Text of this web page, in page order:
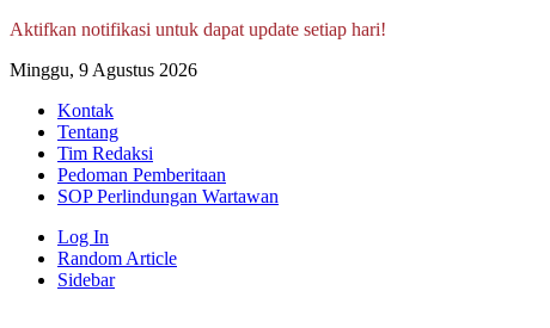
Aktifkan notifikasi untuk dapat update setiap hari!
Minggu, 9 Agustus 2026
Kontak
Tentang
Tim Redaksi
Pedoman Pemberitaan
SOP Perlindungan Wartawan
Log In
Random Article
Sidebar